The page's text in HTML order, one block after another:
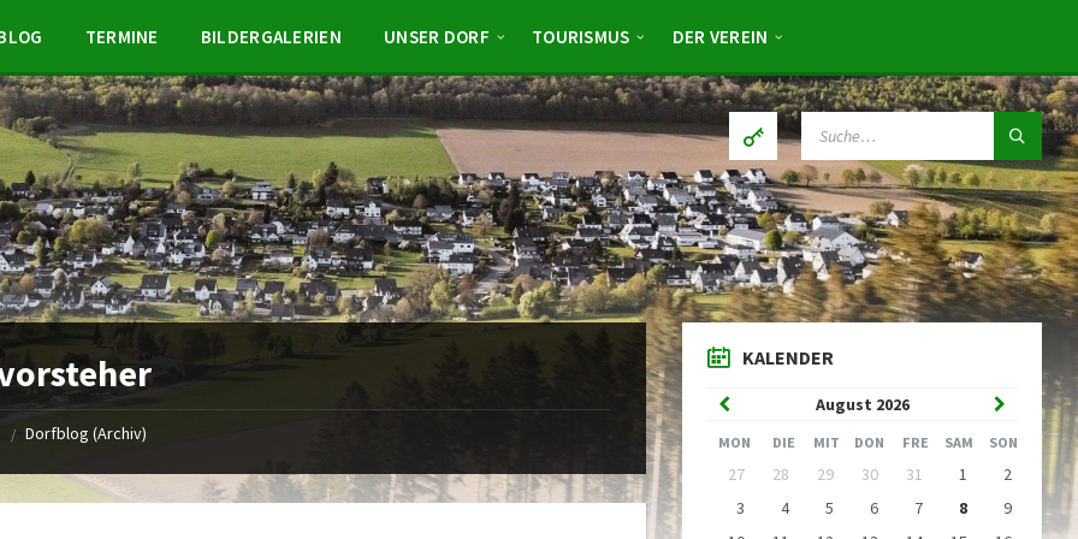
TERMINE BILDERGALERIEN UNSER DORF TOURISMUS DER VEREIN
SUCHE:
/ Dorfblog (Archiv)
KALENDER
August 2026
Vorheriger
Monat
Nächster
Monat
MON DIE MIT DON FRE SAM SON
Kalendertage
überspringen
27 28 29 30 31 1
2
3
4 5 6 7 8
9